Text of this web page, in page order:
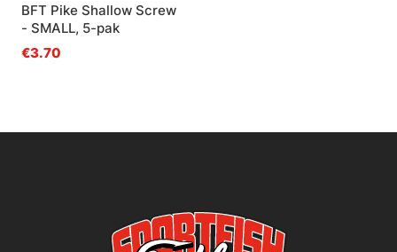
BFT Pike Shallow Screw
- SMALL, 5-pak
€3.70